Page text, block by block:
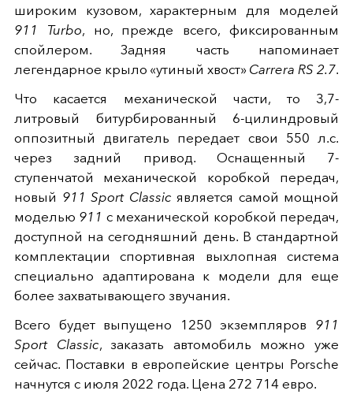
широким кузовом, характерным для моделей
911 Turbo, но, прежде всего, фиксированным
спойлером. Задняя часть напоминает
легендарное крыло «утиный хвост» Carrera RS 2.7.
Что касается механической части, то 3,7-
литровый битурбированный 6-цилиндровый
оппозитный двигатель передает свои 550 л.с.
через задний привод. Оснащенный 7-
ступенчатой механической коробкой передач,
новый 911 Sport Classic является самой мощной
моделью 911 с механической коробкой передач,
доступной на сегодняшний день. В стандартной
комплектации спортивная выхлопная система
специально адаптирована к модели для еще
более захватывающего звучания.
Всего будет выпущено 1250 экземпляров 911
Sport Classic, заказать автомобиль можно уже
сейчас. Поставки в европейские центры Porsche
начнутся с июля 2022 года. Цена 272 714 евро.